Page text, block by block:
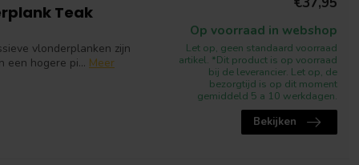
Teak
vlonderplanken zijn
een hogere pi... Meer
Op voorraad in webshop
Let op, geen standaard voorraad
artikel. *Dit product is op voorraad
bij de leverancier. Let op, de
bezorgtijd is op dit moment
gemiddeld 5 a 10 werkdagen.
Bekijken